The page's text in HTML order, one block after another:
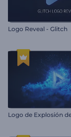
Logo Reveal - Glitch